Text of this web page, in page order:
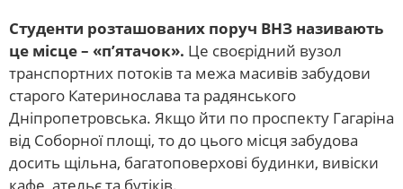
Студенти розташованих поруч ВНЗ називають
це місце – «п’ятачок». Це своєрідний вузол
транспортних потоків та межа масивів забудови
старого Катеринослава та радянського
Дніпропетровська. Якщо йти по проспекту Гагаріна
від Соборної площі, то до цього місця забудова
досить щільна, багатоповерхові будинки, вивіски